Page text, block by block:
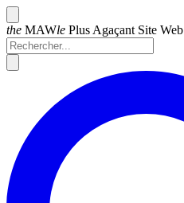
the MAWle Plus Agaçant Site Web